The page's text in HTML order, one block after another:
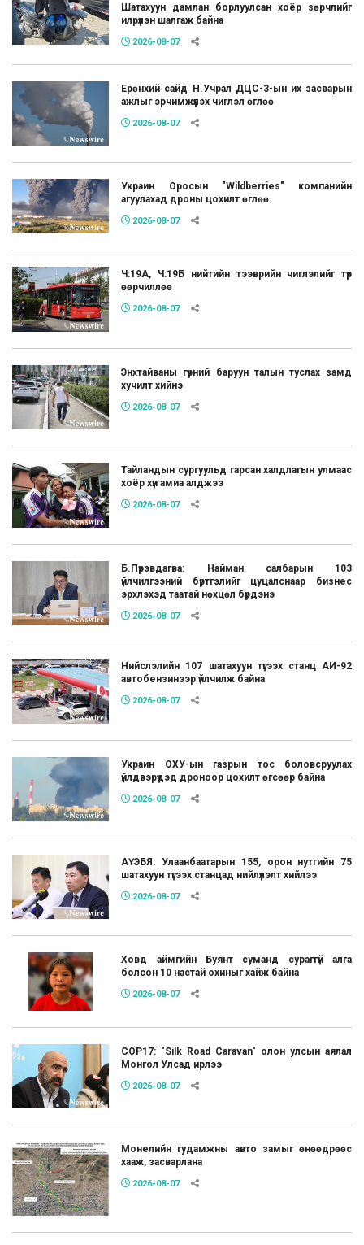
Шатахуун дамлан борлуулсан хоёр зөрчлийг
илрүүлэн шалгаж байна
2026-08-07
Ерөнхий сайд Н.Учрал ДЦС-3-ын их засварын
ажлыг эрчимжүүлэх чиглэл өглөө
2026-08-07
Украин Оросын "Wildberries" компанийн
агуулахад дроны цохилт өглөө
2026-08-07
Ч:19А, Ч:19Б нийтийн тээврийн чиглэлийг түр
өөрчиллөө
2026-08-07
Энхтайваны гүүрний баруун талын туслах замд
хучилт хийнэ
2026-08-07
Тайландын сургуульд гарсан халдлагын улмаас
хоёр хүн амиа алджээ
2026-08-07
Б.Пүрэвдагва: Найман салбарын 103
үйлчилгээний бүртгэлийг цуцалснаар бизнес
эрхлэхэд таатай нөхцөл бүрдэнэ
2026-08-07
Нийслэлийн 107 шатахуун түгээх станц АИ-92
автобензинээр үйлчилж байна
2026-08-07
Украин ОХУ-ын газрын тос боловсруулах
үйлдвэрүүдэд дроноор цохилт өгсөөр байна
2026-08-07
АҮЭБЯ: Улаанбаатарын 155, орон нутгийн 75
шатахуун түгээх станцад нийлүүлэлт хийлээ
2026-08-07
Ховд аймгийн Буянт суманд сураггүй алга
болсон 10 настай охиныг хайж байна
2026-08-07
COP17: "Silk Road Caravan" олон улсын аялал
Монгол Улсад ирлээ
2026-08-07
Монелийн гудамжны авто замыг өнөөдрөөс
хааж, засварлана
2026-08-07